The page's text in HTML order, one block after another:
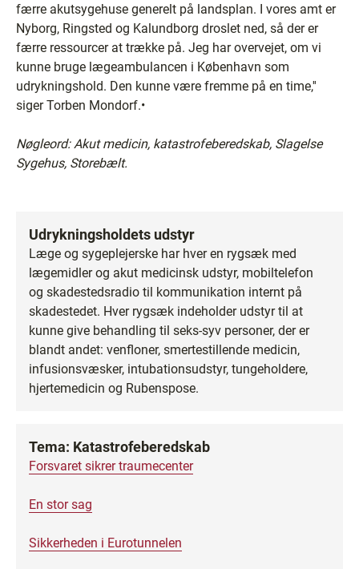
færre akutsygehuse generelt på landsplan. I vores amt er
Nyborg, Ringsted og Kalundborg droslet ned, så der er
færre ressourcer at trække på. Jeg har overvejet, om vi
kunne bruge lægeambulancen i København som
udrykningshold. Den kunne være fremme på en time,''
siger Torben Mondorf.•
Nøgleord: Akut medicin, katastrofeberedskab, Slagelse
Sygehus, Storebælt.
Udrykningsholdets udstyr
Læge og sygeplejerske har hver en rygsæk med
lægemidler og akut medicinsk udstyr, mobiltelefon
og skadestedsradio til kommunikation internt på
skadestedet. Hver rygsæk indeholder udstyr til at
kunne give behandling til seks-syv personer, der er
blandt andet: venfloner, smertestillende medicin,
infusionsvæsker, intubationsudstyr, tungeholdere,
hjertemedicin og Rubenspose.
Tema: Katastrofeberedskab
Forsvaret sikrer traumecenter
En stor sag
Sikkerheden i Eurotunnelen